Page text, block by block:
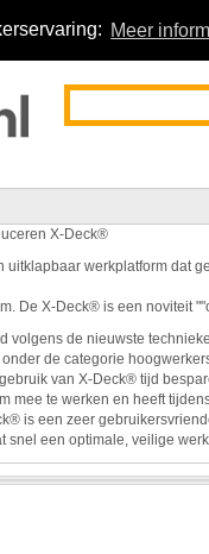
Meer
X-Deck®
uitklapbaar werkplatform dat
De X-Deck® is een noviteit
volgens de nieuwste
de categorie
van X-Deck® tijd
mee te werken en heeft
is een zeer
snel een optimale, veilige